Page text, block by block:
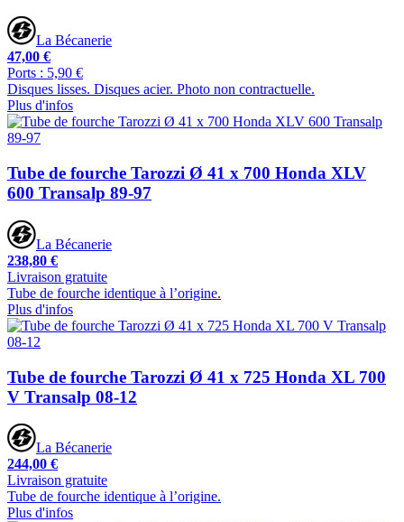
La Bécanerie
47,00 €
Ports : 5,90 €
Disques lisses. Disques acier. Photo non contractuelle.
Plus d'infos
Tube de fourche Tarozzi Ø 41 x 700 Honda XLV
600 Transalp 89-97
La Bécanerie
238,80 €
Livraison gratuite
Tube de fourche identique à l’origine.
Plus d'infos
Tube de fourche Tarozzi Ø 41 x 725 Honda XL 700
V Transalp 08-12
La Bécanerie
244,00 €
Livraison gratuite
Tube de fourche identique à l’origine.
Plus d'infos